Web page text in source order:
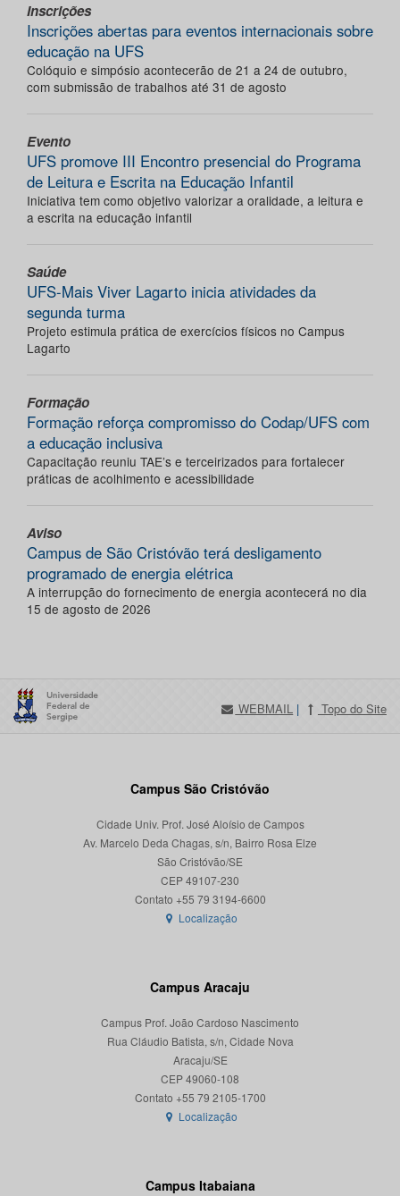
Inscrições
Inscrições abertas para eventos internacionais sobre
educação na UFS
Colóquio e simpósio acontecerão de 21 a 24 de outubro,
com submissão de trabalhos até 31 de agosto
Evento
UFS promove III Encontro presencial do Programa
de Leitura e Escrita na Educação Infantil
Iniciativa tem como objetivo valorizar a oralidade, a leitura e
a escrita na educação infantil
Saúde
UFS-Mais Viver Lagarto inicia atividades da
segunda turma
Projeto estimula prática de exercícios físicos no Campus
Lagarto
Formação
Formação reforça compromisso do Codap/UFS com
a educação inclusiva
Capacitação reuniu TAE’s e terceirizados para fortalecer
práticas de acolhimento e acessibilidade
Aviso
Campus de São Cristóvão terá desligamento
programado de energia elétrica
A interrupção do fornecimento de energia acontecerá no dia
15 de agosto de 2026
WEBMAIL | Topo do Site
Campus São Cristóvão
Cidade Univ. Prof. José Aloísio de Campos
Av. Marcelo Deda Chagas, s/n, Bairro Rosa Elze
São Cristóvão/SE
CEP 49107-230
Localização
Campus Aracaju
Campus Prof. João Cardoso Nascimento
Rua Cláudio Batista, s/n, Cidade Nova
Aracaju/SE
CEP 49060-108
Localização
Campus Itabaiana